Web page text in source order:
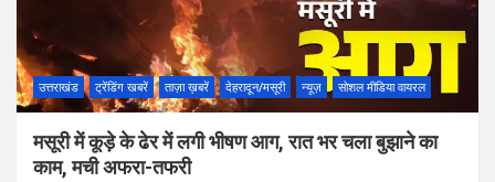
उत्तराखंड ट्रेंडिंग खबरें ताज़ा ख़बरें देहरादून/मसूरी न्यूज़ सोशल मीडिया वायरल
मसूरी में कूड़े के ढेर में लगी भीषण आग, रात भर चला बुझाने का
काम, मची अफरा-तफरी